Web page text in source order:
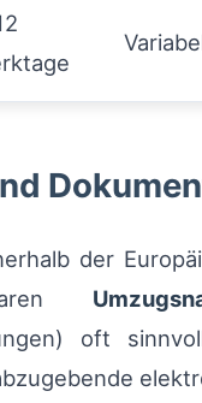
der
oft